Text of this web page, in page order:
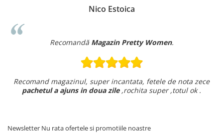
Nico Estoica
Recomandă Magazin Pretty Women.
Recomand magazinul, super incantata, fetele de nota zece
pachetul a ajuns in doua zile,rochita super ,totul ok .
Newsletter Nu rata ofertele si promotiile noastre